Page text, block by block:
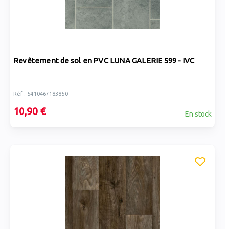
Revêtement de sol en PVC LUNA GALERIE 599 - IVC
Réf : 5410467183850
10,90 € En stock